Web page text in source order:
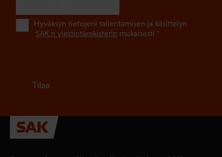
Hyväksyn tietojeni tallentamisen ja käsittelyn
SAK:n viestintärekisterin mukaisesti *
Tilaa